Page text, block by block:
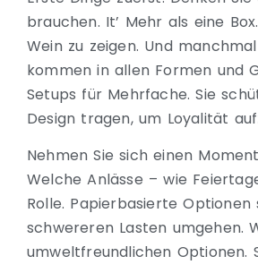
brauchen. It’ Mehr als eine
Wein zu zeigen. Und
kommen in allen Formen und
Setups für Mehrfache. Sie
Design tragen, um Loyalität
Nehmen Sie sich einen
Welche Anlässe – wie
Rolle. Papierbasierte
schwereren Lasten umgehen.
umweltfreundlichen Optionen.